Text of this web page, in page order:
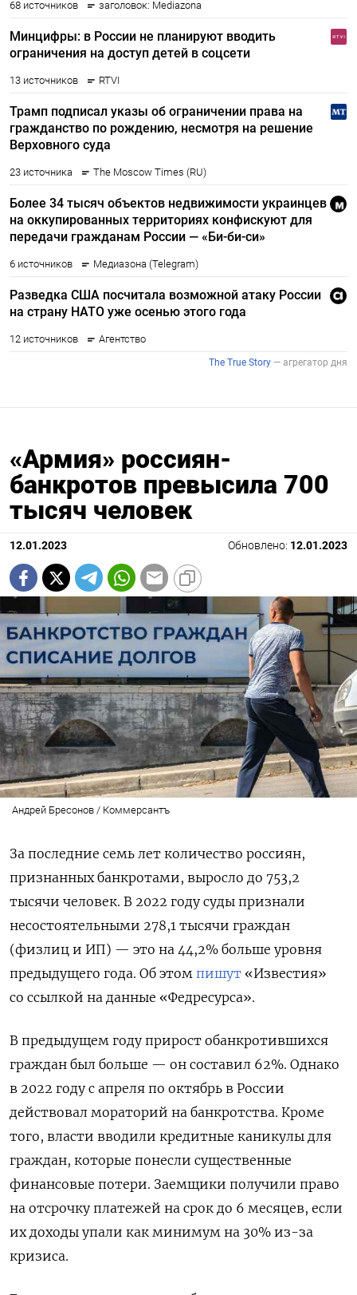
«Армия» россиян-
банкротов превысила 700
тысяч человек
12.01.2023 Обновлено: 12.01.2023
Андрей Бресонов / Коммерсантъ
За последние семь лет количество россиян,
признанных банкротами, выросло до 753,2
тысячи человек. В 2022 году суды признали
несостоятельными 278,1 тысячи граждан
(физлиц и ИП) — это на 44,2% больше уровня
предыдущего года. Об этом пишут «Известия»
со ссылкой на данные «Федресурса».
В предыдущем году прирост обанкротившихся
граждан был больше — он составил 62%. Однако
в 2022 году с апреля по октябрь в России
действовал мораторий на банкротства. Кроме
того, власти вводили кредитные каникулы для
граждан, которые понесли существенные
финансовые потери. Заемщики получили право
на отсрочку платежей на срок до 6 месяцев, если
их доходы упали как минимум на 30% из-за
кризиса.